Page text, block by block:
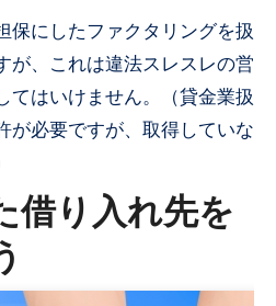
保にしたファクタリングを扱
が、これは違法スレスレの営
てはいけません。（貸金業扱
が必要ですが、取得していな
借り入れ先を